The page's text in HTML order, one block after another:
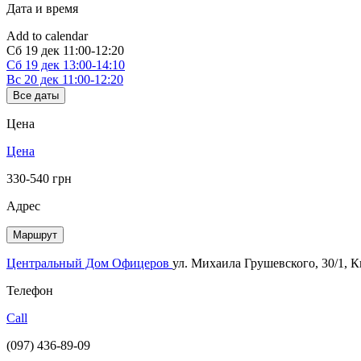
Дата и время
Add to calendar
Сб 19 дек 11:00-12:20
Сб 19 дек 13:00-14:10
Вс 20 дек 11:00-12:20
Все даты
Цена
Цена
330-540 грн
Адрес
Маршрут
Центральный Дом Офицеров ул. Михаила Грушевского, 30/1,
Телефон
Call
(097) 436-89-09